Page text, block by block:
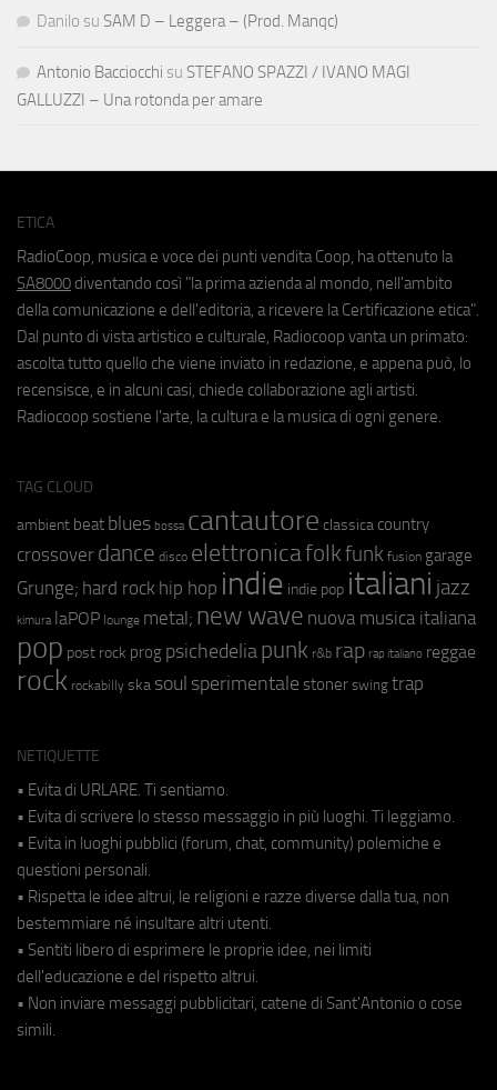
Danilo su SAM D – Leggera – (Prod. Manqc)
Antonio Bacciocchi su STEFANO SPAZZI / IVANO MAGI
GALLUZZI – Una rotonda per amare
ETICA
RadioCoop, musica e voce dei punti vendita Coop, ha ottenuto la
SA8000 diventando così "la prima azienda al mondo, nell'ambito
della comunicazione e dell'editoria, a ricevere la Certificazione etica".
Dal punto di vista artistico e culturale, Radiocoop vanta un primato:
ascolta tutto quello che viene inviato in redazione, e appena può, lo
recensisce, e in alcuni casi, chiede collaborazione agli artisti.
Radiocoop sostiene l'arte, la cultura e la musica di ogni genere.
TAG CLOUD
ambient beat blues bossa cantautore classica country
crossover dance disco elettronicafolkfunk fusion garage
Grunge; hard rock hip hop indie indie pop italiani jazz
kimura laPOP lounge metal; new wave nuova musica italiana
pop post rock prog psichedeliapunk r&b rap rap italiano reggae
rock rockabilly ska soul sperimentale stoner swing trap
NETIQUETTE
• Evita di URLARE. Ti sentiamo.
• Evita di scrivere lo stesso messaggio in più luoghi. Ti leggiamo.
• Evita in luoghi pubblici (forum, chat, community) polemiche e
questioni personali.
• Rispetta le idee altrui, le religioni e razze diverse dalla tua, non
bestemmiare né insultare altri utenti.
• Sentiti libero di esprimere le proprie idee, nei limiti
dell'educazione e del rispetto altrui.
• Non inviare messaggi pubblicitari, catene di Sant'Antonio o cose
simili.